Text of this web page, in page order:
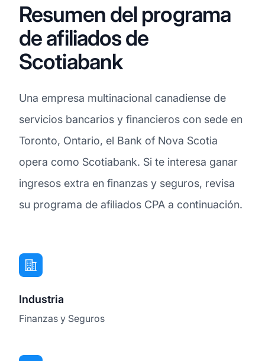
Resumen del programa
de afiliados de
Scotiabank
Una empresa multinacional canadiense de
servicios bancarios y financieros con sede en
Toronto, Ontario, el Bank of Nova Scotia
opera como Scotiabank. Si te interesa ganar
ingresos extra en finanzas y seguros, revisa
su programa de afiliados CPA a continuación.
Industria
Finanzas y Seguros